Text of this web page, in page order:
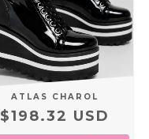
ATLAS CHAROL
$198.32 USD